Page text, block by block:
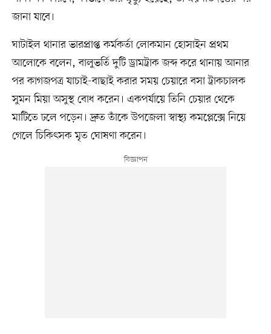
জানা যাবে।
ঘাটাইল থানার ভারপ্রাপ্ত কর্মকর্তা লোকমান হোসাইন প্রথম
আলোকে বলেন, বালুভর্তি দুটি ড্রামট্রাক জব্দ করে থানায় আনার
পর কাগজপত্র যাচাই-বাছাই করার সময় চেয়ারে বসা ট্রাকচালক
সুমন মিয়া অসুস্থ বোধ করেন। একপর্যায়ে তিনি চেয়ার থেকে
মাটিতে ঢলে পড়েন। দ্রুত তাঁকে উপজেলা স্বাস্থ্য কমপ্লেক্সে নিয়ে
গেলে চিকিৎসক মৃত ঘোষণা করেন।